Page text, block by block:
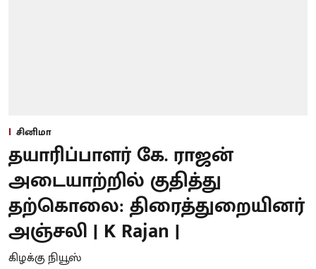
சினிமா
தயாரிப்பாளர் கே. ராஜன்
அடையாற்றில் குதித்து
தற்கொலை: திரைத்துறையினர்
அஞ்சலி | K Rajan |
கிழக்கு நியூஸ்